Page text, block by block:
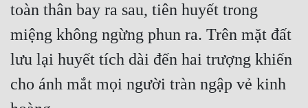
toàn thân bay ra sau, tiên huyết trong
miệng không ngừng phun ra. Trên mặt đất
lưu lại huyết tích dài đến hai trượng khiến
cho ánh mắt mọi người tràn ngập vẻ kinh